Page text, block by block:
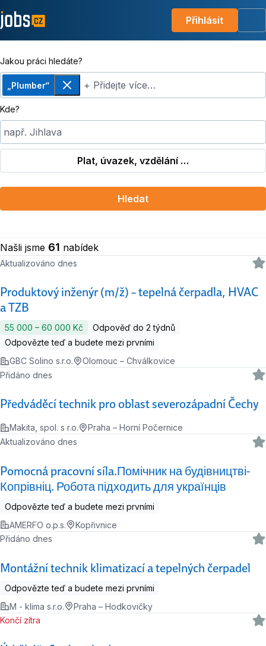
Přihlásit
Jakou práci hledáte?
„Plumber“
Odebrat+ Přidejte více…
Kde?
např. Jihlava
Plat, úvazek, vzdělání …
Hledat
Našli jsme 61 nabídek
Produktový inženýr (m/ž) – tepelná čerpadla, HVAC
a TZB
Aktualizováno dnes
55 000 ‍–‍ 60 000 Kč
Odpověď do 2 týdnů
Odpovězte teď a budete mezi prvními
GBC Solino s.r.o.
Olomouc – Chválkovice
Předváděcí technik pro oblast severozápadní Čechy
Přidáno dnes
Makita, spol. s r.o. Praha – Horní Počernice
Pomocná pracovní síla.Помічник на будівництві-
Копрівніц. Робота підходить для українців
Aktualizováno dnes
Odpovězte teď a budete mezi prvními
AMERFO o.p.s.
Kopřivnice
Montážní technik klimatizací a tepelných čerpadel
Přidáno dnes
Odpovězte teď a budete mezi prvními
M - klima s.r.o.
Praha – Hodkovičky
Končí zítra